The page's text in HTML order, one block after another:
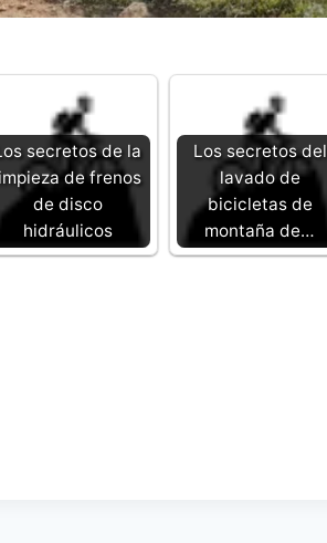
secretos de la
de frenos
de disco
hidráulicos
Los secretos del
lavado de
bicicletas de
montaña de…